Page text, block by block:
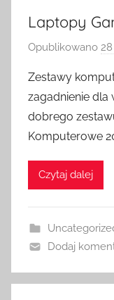
Laptopy
Opublikowano
Zestawy
zagadnienie dla
dobrego
Komputerowe
Czytaj dalej
Dodaj